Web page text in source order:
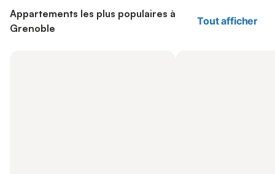
Appartements les plus populaires à
Grenoble
Tout afficher